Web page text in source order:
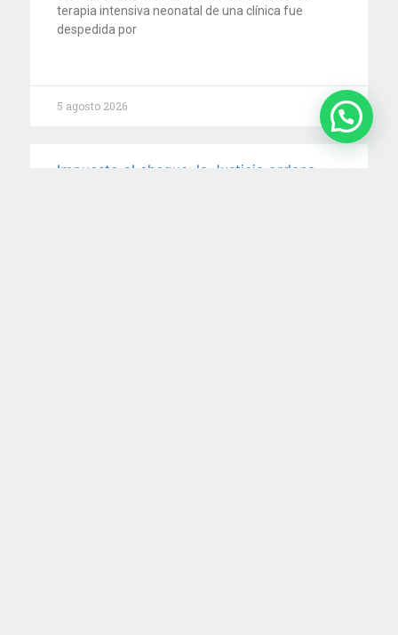
terapia intensiva neonatal de una clínica fue
despedida por
5 agosto 2026
Impuesto al cheque: la Justicia ordena